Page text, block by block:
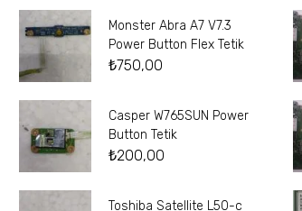
Monster Abra A7 V7.3
Power Button Flex Tetik
₺750,00
Casper W765SUN Power
Button Tetik
₺200,00
Toshiba Satellite L50-c